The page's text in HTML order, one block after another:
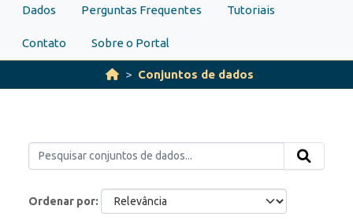
Dados Perguntas Frequentes Tutoriais
Contato Sobre o Portal
Conjuntos de dados
Ordenar por